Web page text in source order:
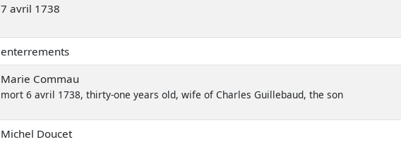
7 avril 1738
enterrements
Marie Commau
mort 6 avril 1738, thirty-one years old, wife of Charles Guillebaud, the son
Michel Doucet